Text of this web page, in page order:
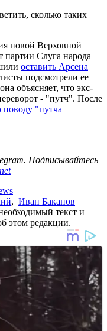
сколько таких
новой Верховной
партии Слуга народа
оставить Арсена
подсмотрели ее
объясняет, что экс-
- "путч". После
поводу "путча
Подписывайтесь
, Иван Баканов
текст и
этом редакции.